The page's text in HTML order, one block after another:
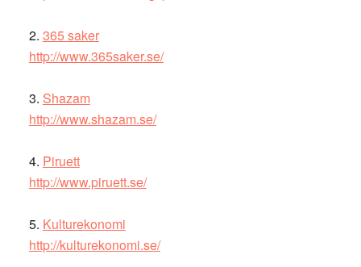
2. 365 saker
http://www.365saker.se/
3. Shazam
http://www.shazam.se/
4. Piruett
http://www.piruett.se/
5. Kulturekonomi
http://kulturekonomi.se/